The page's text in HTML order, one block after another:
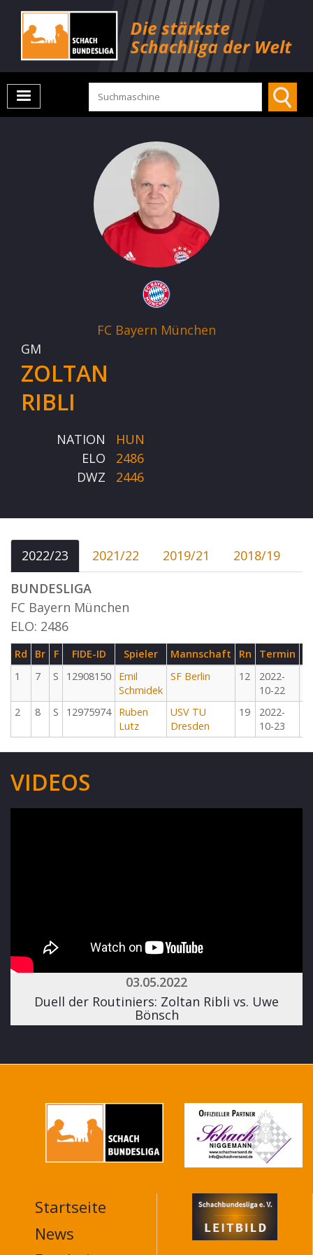
FC Bayern München
GM
ZOLTAN
RIBLI
NATION
HUN
ELO
2486
DWZ
2446
2022/23 2021/22 2019/21
2018/19
BUNDESLIGA
FC Bayern München
ELO: 2486
Rd Br F FIDE-ID Spieler Mannschaft Rn Termin
1
7 S 12908150
Emil
Schmidek
SF Berlin 12
2022-
10-22
2 8 S 12975974
Ruben
Lutz
USV TU
Dresden
19
2022-
10-23
VIDEOS
03.05.2022
Duell der Routiniers: Zoltan Ribli vs. Uwe
Bönsch
MAIN
NAVIGATION
FOOTER
Startseite
News